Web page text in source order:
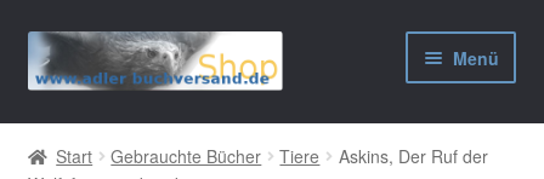
Zur
Navigation
Zum
Inhalt
Menü
AGB
Start Gebrauchte Bücher Tiere
Askins, Der Ruf der